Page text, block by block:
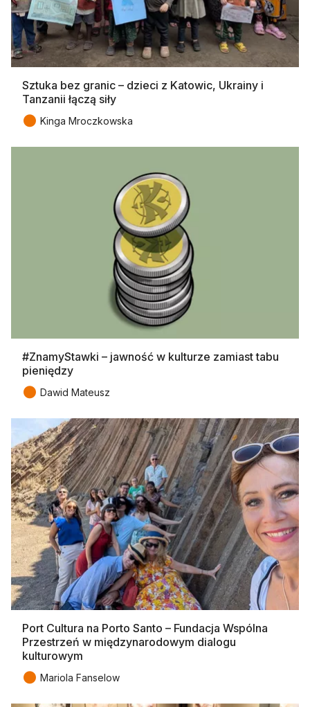
Sztuka bez granic – dzieci z Katowic, Ukrainy i
Tanzanii łączą siły
● Kinga Mroczkowska
#ZnamyStawki – jawność w kulturze zamiast tabu
pieniędzy
● Dawid Mateusz
Port Cultura na Porto Santo – Fundacja Wspólna
Przestrzeń w międzynarodowym dialogu
kulturowym
● Mariola Fanselow